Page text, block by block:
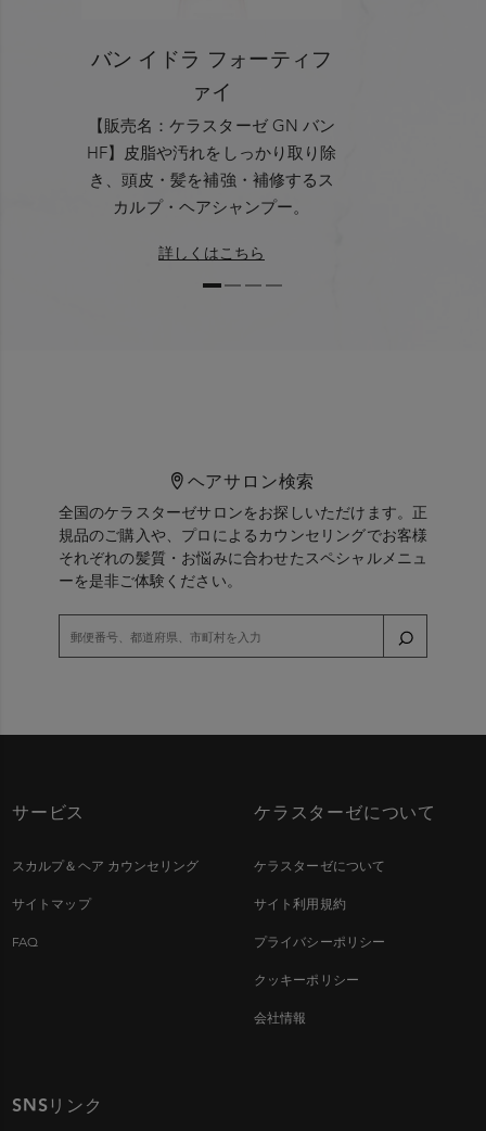
バン イドラ フォーティフ
ァイ
【販売名：ケラスターゼ GN バン
HF】皮脂や汚れをしっかり取り除
き、頭皮・髪を補強・補修するス
カルプ・ヘアシャンプー。
詳しくはこちら
ヘアサロン検索
全国のケラスターゼサロンをお探しいただけます。正
規品のご購入や、プロによるカウンセリングでお客様
それぞれの髪質・お悩みに合わせたスペシャルメニュ
ーを是非ご体験ください。
サービス
スカルプ＆ヘア カウンセリング
サイトマップ
FAQ
ケラスターゼについて
ケラスターゼについて
サイト利用規約
プライバシーポリシー
クッキーポリシー
会社情報
SNSリンク